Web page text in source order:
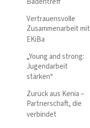
Vertrauensvolle
Zusammenarbeit mit
EKiBa
„Young and strong:
Jugendarbeit
stärken“
Zurück aus Kenia –
Partnerschaft, die
verbindet